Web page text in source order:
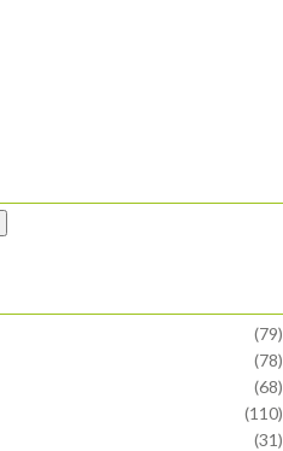
(79)
(78)
(68)
(110)
(31)